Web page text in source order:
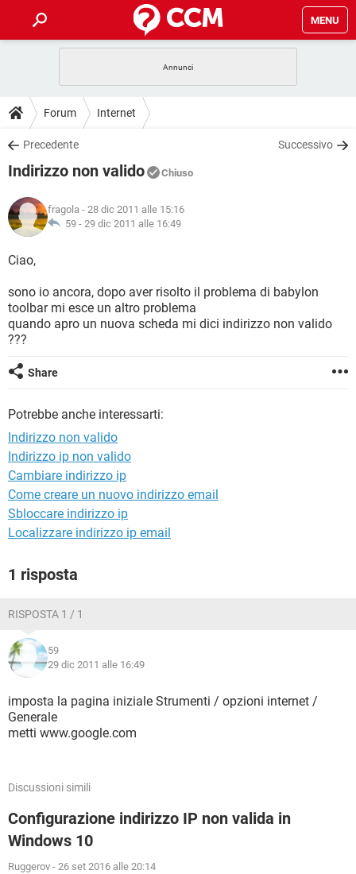
MENU
INTRATTENIMENTO
iOS
INSTAGRAM WHATSAPP
TIKTOK
HARDWARE
GUIDE
COVID-19
INSTAGRAM
TIKTOK
HARDWARE
DOWNLOAD
COVID-19 GAMING
INTRATTENIMENTO
iOS
INSTAGRAM
HARDWARE
COVID-19
INTRATTENIMENTO
iOS
INSTAGRAM WHATSAPP
TIKTOK FACEBOOK
HARDWARE
GLOSSARIO
COVID-19
iOS WINDOWS 10
INSTAGRAM
TIKTOK
Forum Internet
Precedente Successivo
Indirizzo non valido Chiuso
fragola - 28 dic 2011 alle 15:16
59 - 29 dic 2011 alle 16:49
Ciao,
sono io ancora, dopo aver risolto il problema di babylon
toolbar mi esce un altro problema
quando apro un nuova scheda mi dici indirizzo non valido
???
Share
Potrebbe anche interessarti:
Indirizzo non valido
Indirizzo ip non valido
Cambiare indirizzo ip
Come creare un nuovo indirizzo email
Sbloccare indirizzo ip
Localizzare indirizzo ip email
1 risposta
RISPOSTA 1 / 1
59
29 dic 2011 alle 16:49
imposta la pagina iniziale Strumenti / opzioni internet /
Generale
metti www.google.com
Discussioni simili
Configurazione indirizzo IP non valida in
Windows 10
Ruggerov - 26 set 2016 alle 20:14